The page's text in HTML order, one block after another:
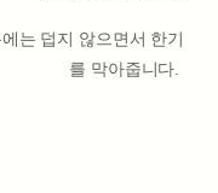
는 덥지 않으면서 한기
를 막아줍니다.